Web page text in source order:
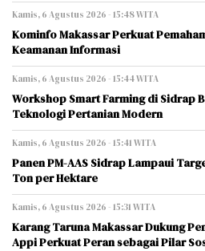
Kamis, 6 Agustus 2026 - 15:48 WITA
Kominfo Makassar Perkuat
Keamanan Informasi
Kamis, 6 Agustus 2026 - 15:44 WITA
Workshop Smart Farming di Sidrap
Teknologi Pertanian Modern
Kamis, 6 Agustus 2026 - 15:41 WITA
Panen PM-AAS Sidrap Lampaui
Ton per Hektare
Kamis, 6 Agustus 2026 - 15:31 WITA
Karang Taruna Makassar Dukung
Appi Perkuat Peran sebagai Pilar